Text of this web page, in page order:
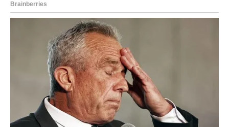
Ali 9. mart donosi preokret. Osoba koja vam se dopada
mogla bi konačno pokazati da ima ista osećanja.
Ako ste u vezi, vaš odnos može postati još ozbiljniji. Neki
Jarčevi bi mogli početi da planiraju zajedničku budućnost.
Slobodni Jarčevi imaju veliku šansu da upoznaju osobu
koja će ih razumeti na način na koji to niko do sada nije.
Ovo je početak jedne veoma posebne ljubavne priče.